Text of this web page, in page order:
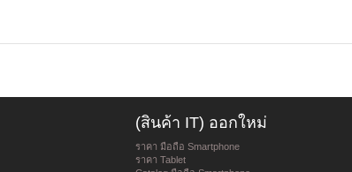
(สินค้า IT) ออกใหม่
ราคา มือถือ Smartphone
ราคา Tablet